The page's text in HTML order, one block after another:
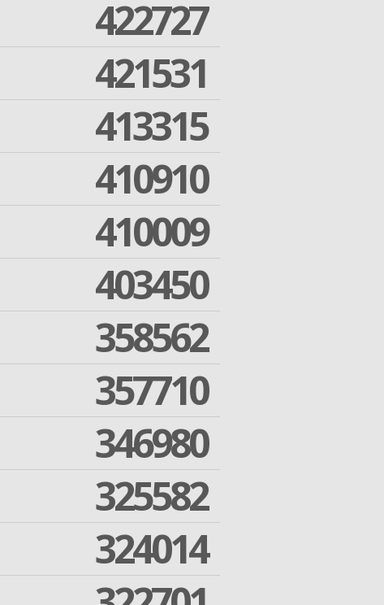
422727
421531
413315
410910
410009
403450
358562
357710
346980
325582
324014